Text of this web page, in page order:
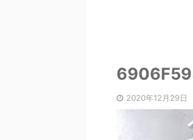
2020年12月29日